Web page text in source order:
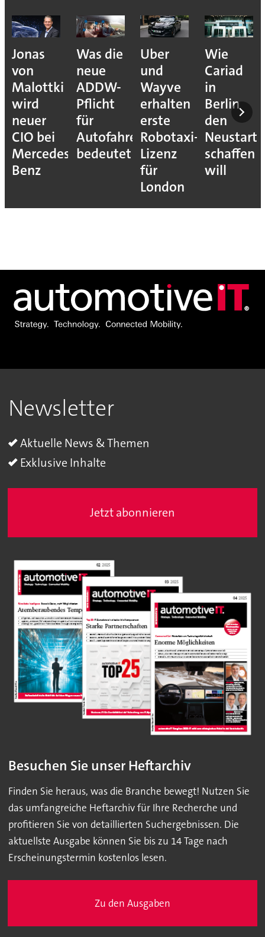
Jonas
von
Malottki
wird
neuer
CIO bei
Mercedes-
Benz
Was die
neue
ADDW-
Pflicht
für
Autofahrer
bedeutet
Uber
und
Wayve
erhalten
erste
Robotaxi-
Lizenz
für
London
Wie
Cariad
in
Berlin
den
Neustart
schaffen
will
Newsletter
Aktuelle News & Themen
Exklusive Inhalte
Jetzt abonnieren
Besuchen Sie unser Heftarchiv
Finden Sie heraus, was die Branche bewegt! Nutzen Sie
das umfangreiche Heftarchiv für Ihre Recherche und
profitieren Sie von detaillierten Suchergebnissen. Die
aktuellste Ausgabe können Sie bis zu 14 Tage nach
Erscheinungstermin kostenlos lesen.
Zu den Ausgaben